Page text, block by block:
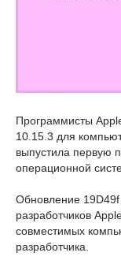
Программисты
10.15.3 для
выпустила первую
операционной
Обновление 19D49f
разработчиков
совместимых
разработчика.